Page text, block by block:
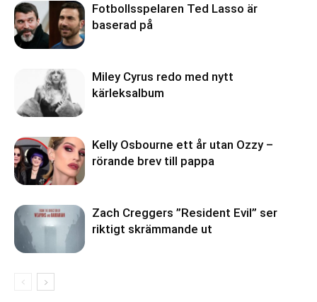
Fotbollsspelaren Ted Lasso är
baserad på
Miley Cyrus redo med nytt
kärleksalbum
Kelly Osbourne ett år utan Ozzy –
rörande brev till pappa
Zach Creggers ”Resident Evil” ser
riktigt skrämmande ut